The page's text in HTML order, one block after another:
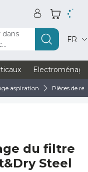
dans
FR
aspiration Pièces de
du filtre
Steel